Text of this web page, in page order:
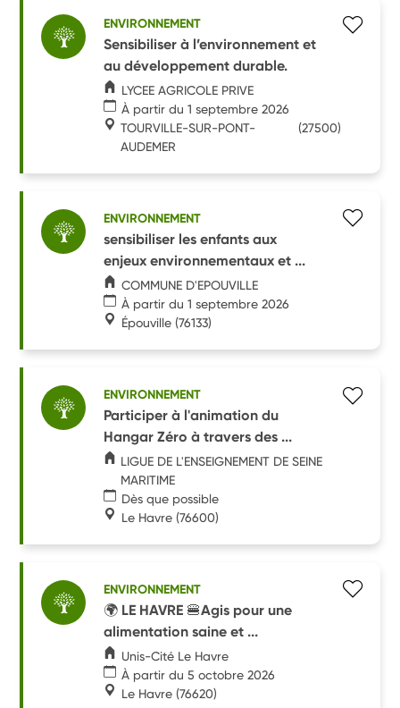
ENVIRONNEMENT
Sensibiliser à l’environnement et
au développement durable.
LYCEE AGRICOLE PRIVE
À partir du 1 septembre 2026
TOURVILLE-SUR-PONT-
AUDEMER
(27500)
ENVIRONNEMENT
sensibiliser les enfants aux
enjeux environnementaux et ...
COMMUNE D'EPOUVILLE
À partir du 1 septembre 2026
Épouville (76133)
ENVIRONNEMENT
Participer à l'animation du
Hangar Zéro à travers des ...
LIGUE DE L'ENSEIGNEMENT DE SEINE
MARITIME
Dès que possible
Le Havre (76600)
ENVIRONNEMENT
🌍 LE HAVRE 🍔Agis pour une
alimentation saine et ...
Unis-Cité Le Havre
À partir du 5 octobre 2026
Le Havre (76620)